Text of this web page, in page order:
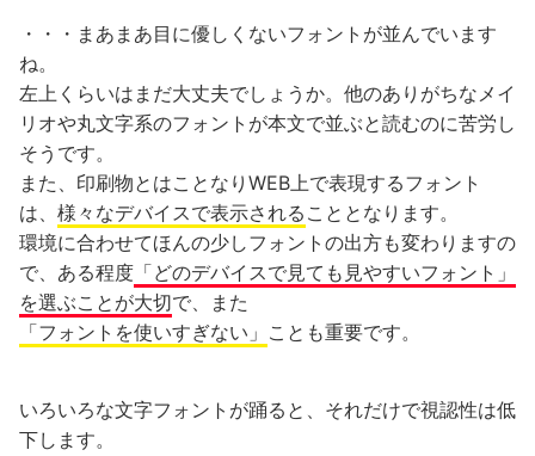
・・・まあまあ目に優しくないフォントが並んでいます
ね。
左上くらいはまだ大丈夫でしょうか。他のありがちなメイ
リオや丸文字系のフォントが本文で並ぶと読むのに苦労し
そうです。
また、印刷物とはことなりWEB上で表現するフォント
は、 様々なデバイスで表示される こととなります。
環境に合わせてほんの少しフォントの出方も変わりますの
で、ある程度 「どのデバイスで見ても見やすいフォント」
を選ぶことが大切で、また
「フォントを使いすぎない」 ことも重要です。
いろいろな文字フォントが踊ると、それだけで視認性は低
下します。